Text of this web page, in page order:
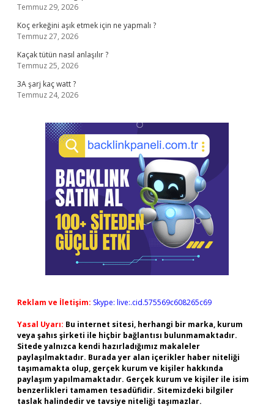
Temmuz 29, 2026
Koç erkeğini aşık etmek için ne yapmalı ?
Temmuz 27, 2026
Kaçak tütün nasıl anlaşılır ?
Temmuz 25, 2026
3A şarj kaç watt ?
Temmuz 24, 2026
Reklam ve İletişim: Skype: live:.cid.575569c608265c69
Yasal Uyarı: Bu internet sitesi, herhangi bir marka, kurum
veya şahıs şirketi ile hiçbir bağlantısı bulunmamaktadır.
Sitede yalnızca kendi hazırladığımız makaleler
paylaşılmaktadır. Burada yer alan içerikler haber niteliği
taşımamakta olup, gerçek kurum ve kişiler hakkında
paylaşım yapılmamaktadır. Gerçek kurum ve kişiler ile isim
benzerlikleri tamamen tesadüfidir. Sitemizdeki bilgiler
taslak halindedir ve tavsiye niteliği taşımazlar.